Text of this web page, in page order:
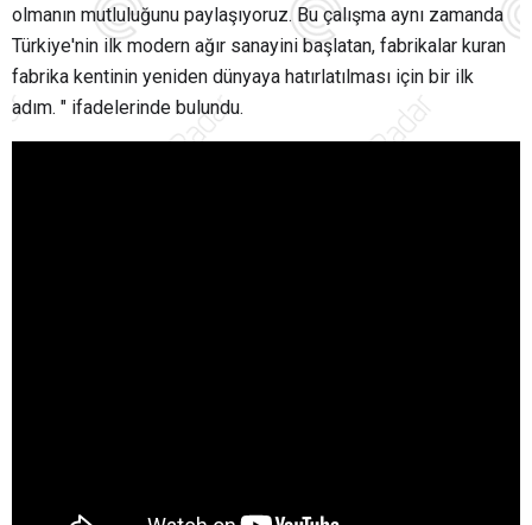
olmanın mutluluğunu paylaşıyoruz. Bu çalışma aynı zamanda
Türkiye'nin ilk modern ağır sanayini başlatan, fabrikalar kuran
fabrika kentinin yeniden dünyaya hatırlatılması için bir ilk
adım. " ifadelerinde bulundu.